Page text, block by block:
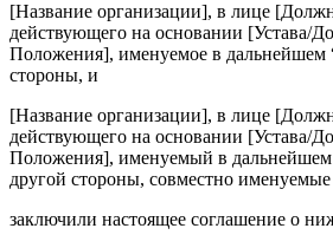
[Название организации], в лице
действующего на основании [Устава/
Положения], именуемое в дальнейшем
стороны, и
[Название организации], в лице
действующего на основании [Устава/
Положения], именуемый в дальнейшем
другой стороны, совместно
заключили настоящее соглашение о